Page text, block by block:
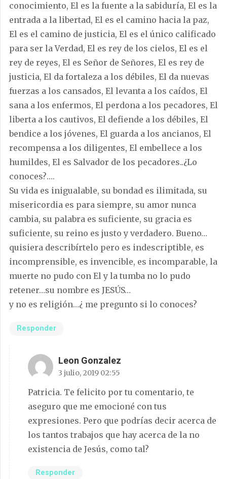
conocimiento, El es la fuente a la sabiduría, El es la
entrada a la libertad, El es el camino hacia la paz,
El es el camino de justicia, El es el único calificado
para ser la Verdad, El es rey de los cielos, El es el
rey de reyes, El es Señor de Señores, El es rey de
justicia, El da fortaleza a los débiles, El da nuevas
fuerzas a los cansados, El levanta a los caídos, El
sana a los enfermos, El perdona a los pecadores, El
liberta a los cautivos, El defiende a los débiles, El
bendice a los jóvenes, El guarda a los ancianos, El
recompensa a los diligentes, El embellece a los
humildes, El es Salvador de los pecadores..¿Lo
conoces?….
Su vida es inigualable, su bondad es ilimitada, su
misericordia es para siempre, su amor nunca
cambia, su palabra es suficiente, su gracia es
suficiente, su reino es justo y verdadero. Bueno…
quisiera describírtelo pero es indescriptible, es
incomprensible, es invencible, es incomparable, la
muerte no pudo con El y la tumba no lo pudo
retener…su nombre es JESÚS…
y no es religión…¿ me pregunto si lo conoces?
Responder
Leon Gonzalez
3 julio, 2019 02:55
Patricia. Te felicito por tu comentario, te
aseguro que me emocioné con tus
expresiones. Pero que podrías decir acerca de
los tantos trabajos que hay acerca de la no
existencia de Jesús, como tal?
Responder